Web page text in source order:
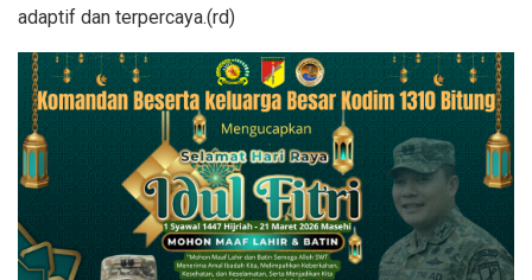
adaptif dan terpercaya.(rd)